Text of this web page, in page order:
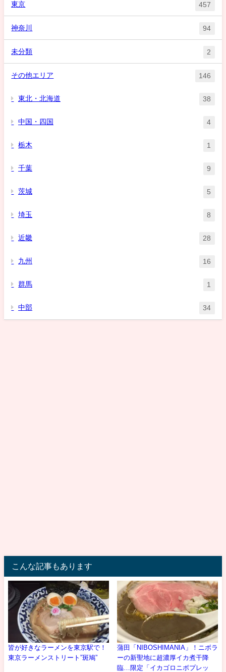
東京 457
神奈川 94
未分類 2
その他エリア 146
東北・北海道 38
中国・四国 4
栃木 1
千葉 9
茨城 5
埼玉 8
近畿 28
九州 16
群馬 1
中部 34
こんな記事もあります
皆が好きなラーメンを東京駅で！
東京ラーメンストリート”斑鳩”
蒲田「NIBOSHIMANIA」！ニボラ
ーの新聖地に超濃厚イカ煮干降
臨…限定「イカゴロニボプレッ